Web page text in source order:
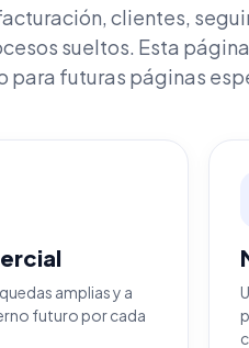
clientes,
sueltos. Esta
para futuras páginas
amplias y a
futuro por cada